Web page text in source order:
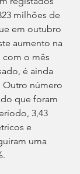
milhões de
em outubro
aumento na
com o mês
é ainda
Outro número
que foram
3,43
e
uma